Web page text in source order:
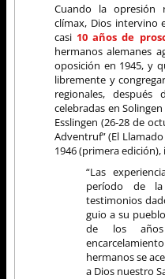
Cuando la opresión
clímax, Dios intervino
casi 10 años de
hermanos alemanes
oposición en 1945, y
libremente y
regionales,
celebradas en
Esslingen (26-28 de
Adventruf” (El
1946 (primera
“Las
período de
testimonios
guio a su
de los
hermanos se
a Dios nuestro